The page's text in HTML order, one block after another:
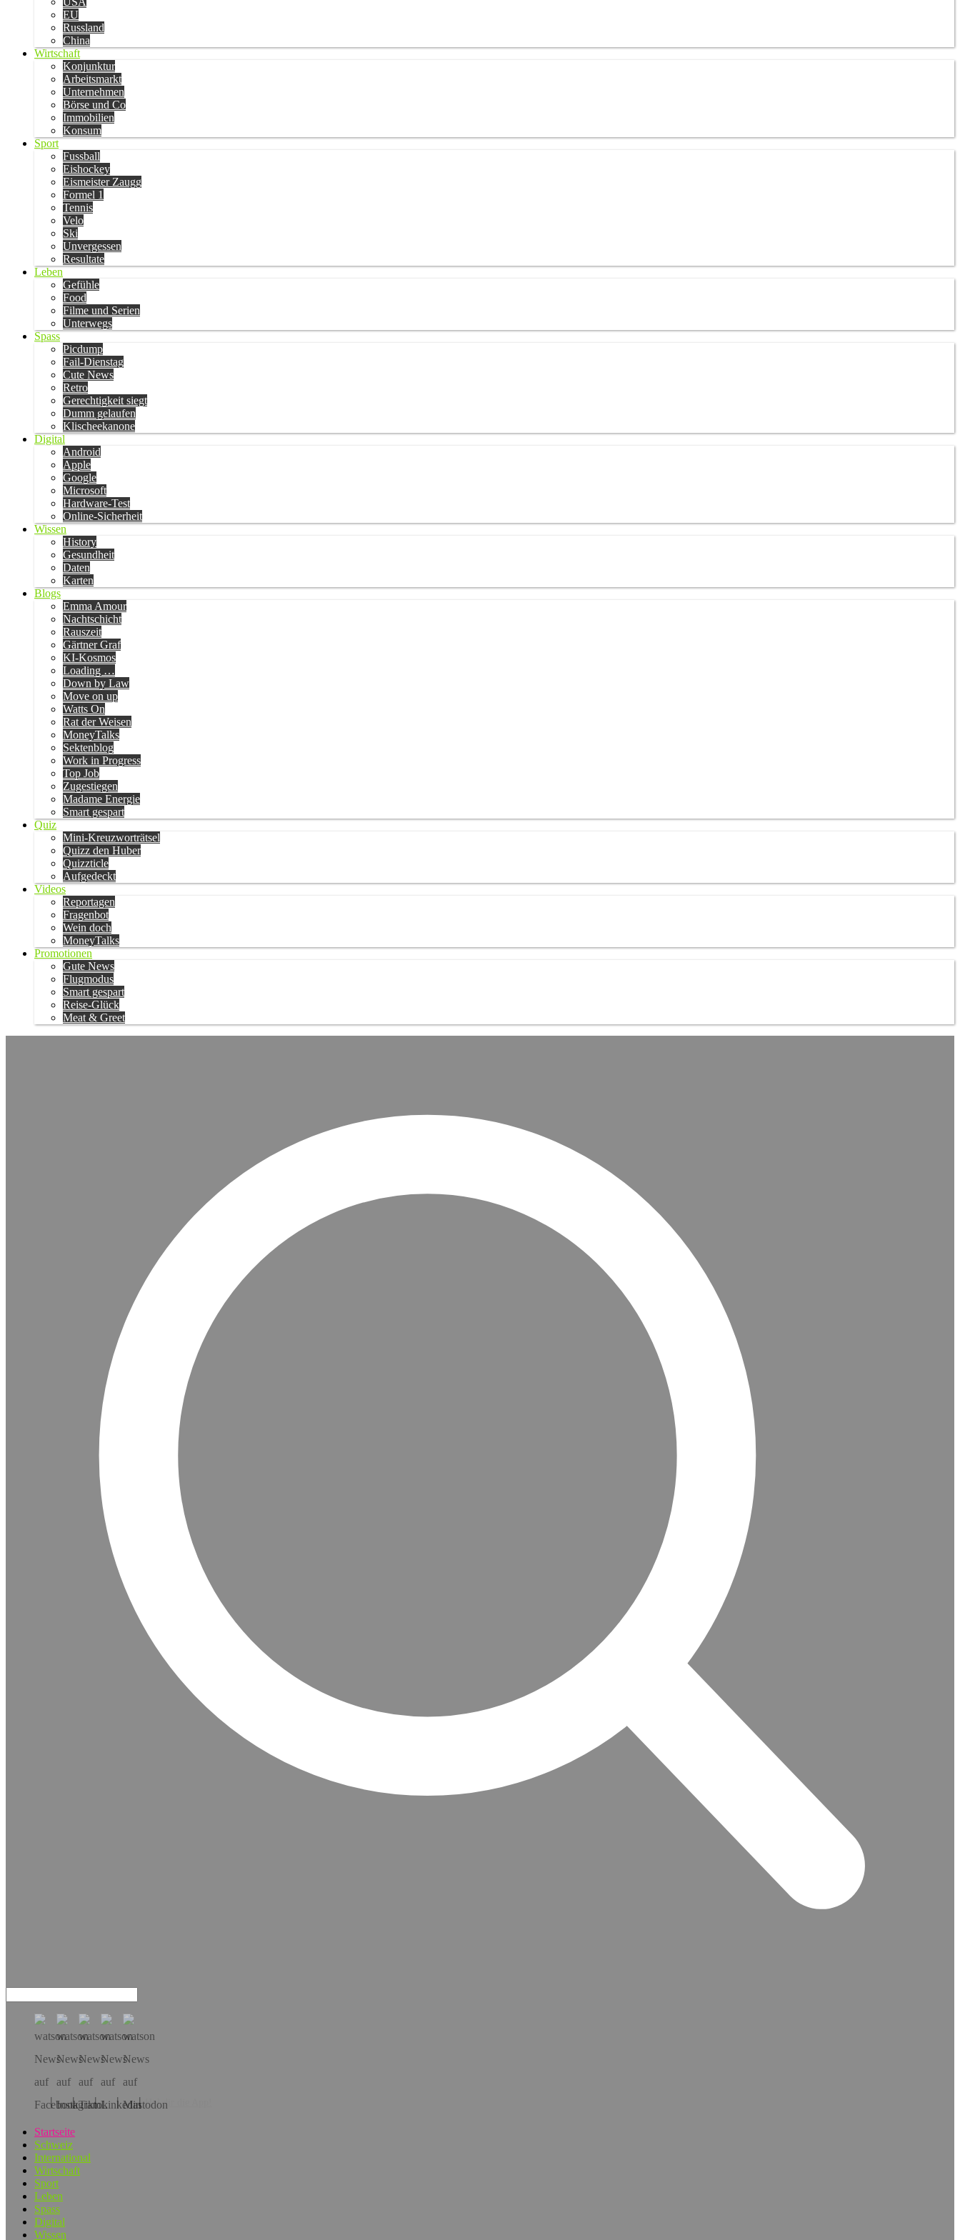
EU
Russland
China
Wirtschaft
Konjunktur
Arbeitsmarkt
Unternehmen
Börse und Co
Immobilien
Konsum
Sport
Fussball
Eishockey
Eismeister Zaugg
Formel 1
Tennis
Velo
Ski
Unvergessen
Resultate
Leben
Gefühle
Food
Filme und Serien
Unterwegs
Spass
Picdump
Fail-Dienstag
Cute News
Retro
Gerechtigkeit siegt
Dumm gelaufen
Klischeekanone
Digital
Android
Apple
Google
Microsoft
Hardware-Test
Online-Sicherheit
Wissen
History
Gesundheit
Daten
Karten
Blogs
Emma Amour
Nachtschicht
Rauszeit
Gärtner Graf
KI-Kosmos
Loading …
Down by Law
Move on up
Watts On
Rat der Weisen
MoneyTalks
Sektenblog
Work in Progress
Top Job
Zugestiegen
Madame Energie
Smart gespart
Quiz
Mini-Kreuzworträtsel
Quizz den Huber
Quizzticle
Aufgedeckt
Videos
Reportagen
Fragenbot
Wein doch
MoneyTalks
Promotionen
Gute News
Flugmodus
Smart gespart
Reise-Glück
Meat & Greet
Hol dir die App!
Startseite
Schweiz
International
Wirtschaft
Sport
Leben
Spass
Digital
Wissen